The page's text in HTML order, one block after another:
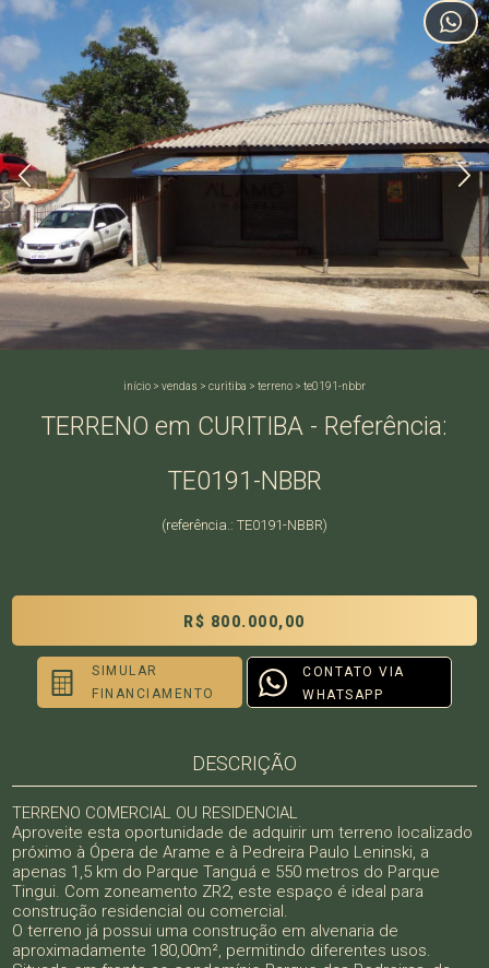
início > vendas > curitiba > terreno > te0191-nbbr
TERRENO em CURITIBA - Referência:
TE0191-NBBR
(referência.: TE0191-NBBR)
R$ 800.000,00
SIMULAR
FINANCIAMENTO
CONTATO VIA
WHATSAPP
DESCRIÇÃO
TERRENO COMERCIAL OU RESIDENCIAL
Aproveite esta oportunidade de adquirir um terreno localizado
próximo à Ópera de Arame e à Pedreira Paulo Leninski, a
apenas 1,5 km do Parque Tanguá e 550 metros do Parque
Tingui. Com zoneamento ZR2, este espaço é ideal para
construção residencial ou comercial.
O terreno já possui uma construção em alvenaria de
aproximadamente 180,00m², permitindo diferentes usos.